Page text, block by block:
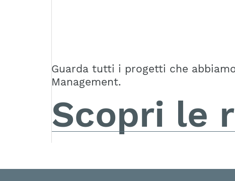
Guarda tutti i progetti che
Management.
Scopri le